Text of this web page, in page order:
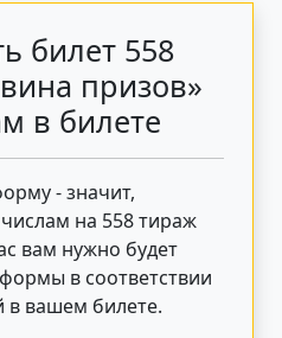
билет 558
призов»
в билете
- значит,
на 558 тираж
вам нужно будет
в соответствии
в вашем билете.